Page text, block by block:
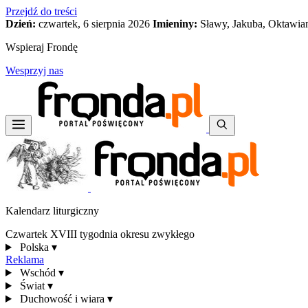
Przejdź do treści
Dzień: czwartek, 6 sierpnia 2026 Imieniny: Sławy, Jakuba,
Wspieraj Frondę
Wesprzyj nas
Kalendarz liturgiczny
Czwartek XVIII tygodnia okresu zwykłego
Polska ▾
Reklama
Wschód ▾
Świat ▾
Duchowość i wiara ▾